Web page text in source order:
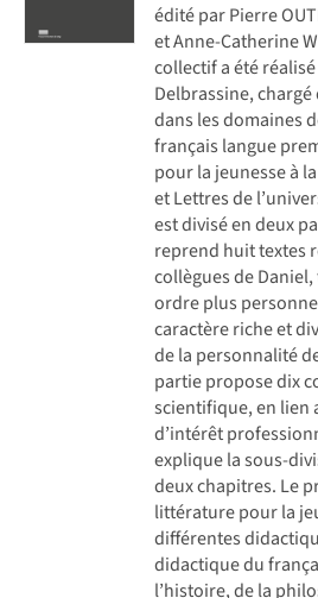
édité par Pierre
et Anne-Catherine
collectif a été
Delbrassine,
dans les domaines
français langue
pour la jeunesse à
et Lettres de
est divisé en deux
reprend huit textes
collègues de
ordre plus
caractère riche et
de la personnalité
partie propose dix
scientifique, en lien
d’intérêt
explique la sous-
deux chapitres. Le
littérature pour la
différentes
didactique du
l’histoire, de la